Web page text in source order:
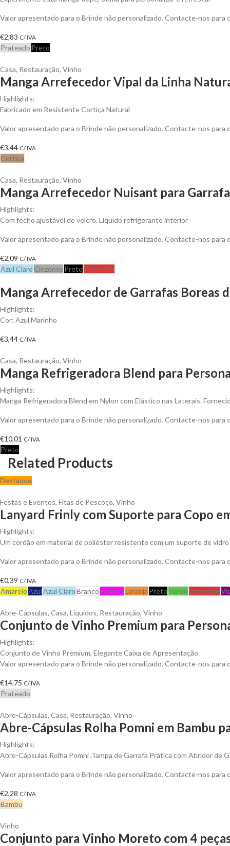
Valor apresentado para o Brinde não personalizado. Contacte-nos
€2,83 C/ IVA
Prateado Preto
Casa, Restauração, Vinho
Manga Arrefecedor Vipal da Linha
Highlights:
Fabricado em Resistente Cortiça Natural
Valor apresentado para o Brinde não personalizado. Contacte-nos
€3,44 C/ IVA
Cortiça
Casa, Restauração, Vinho
Manga Arrefecedor Nuisant para
Highlights:
Com fecho ajustável de velcro. Líquido refrigerante interior
Valor apresentado para o Brinde não personalizado. Contacte-nos
€2,09 C/ IVA
Azul Claro Cinzento PretoVermelho
Manga Arrefecedor de Garrafas Boreas
Highlights:
Cor: Azul Marinho
€3,44 C/ IVA
Casa, Restauração, Vinho
Manga Refrigeradora Blend para
Highlights:
Manga Refrigeradora Blend em Nylon com Elástico nas Laterais.
Valor apresentado para o Brinde não personalizado. Contacte-nos
€10,01 C/ IVA
Preto
Related Products
Destaque
Festas e Eventos, Fitas de Pescoço, Vinho
Lanyard Frinly com Suporte para Copo
Highlights:
Um cordão em material de poliéster resistente com um suporte de
Valor apresentado para o Brinde não personalizado. Contacte-nos
€0,39 C/ IVA
AmareloAzulAzul ClaroBrancoFuchsiaLaranja PretoVerdeVermelho
Abre-Cápsulas, Casa, Líquidos, Restauração, Vinho
Conjunto de Vinho Premium para
Highlights:
Conjunto de Vinho Premium, Elegante Caixa de Apresentação
Valor apresentado para o Brinde não personalizado. Contacte-nos
€14,75 C/ IVA
Prateado
Abre-Cápsulas, Casa, Restauração, Vinho
Abre-Cápsulas Rolha Pomni em Bambu
Highlights:
Abre-Cápsulas Rolha Pomni ,Tampa de Garrafa Prática com Abridor de
Valor apresentado para o Brinde não personalizado. Contacte-nos
€2,28 C/ IVA
Bambu
Vinho
Conjunto para Vinho Moreto com 4